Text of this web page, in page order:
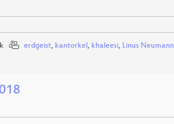
erdgeist, kantorkel , khaleesi, Linus Neumann